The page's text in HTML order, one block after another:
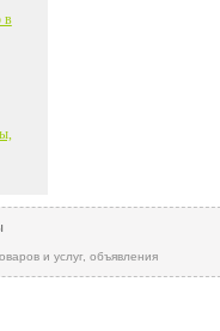
в
и услуг, объявления